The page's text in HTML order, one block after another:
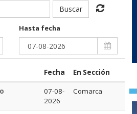
Buscar
Hasta fecha
Fecha En Sección
07-08-
2026
Comarca